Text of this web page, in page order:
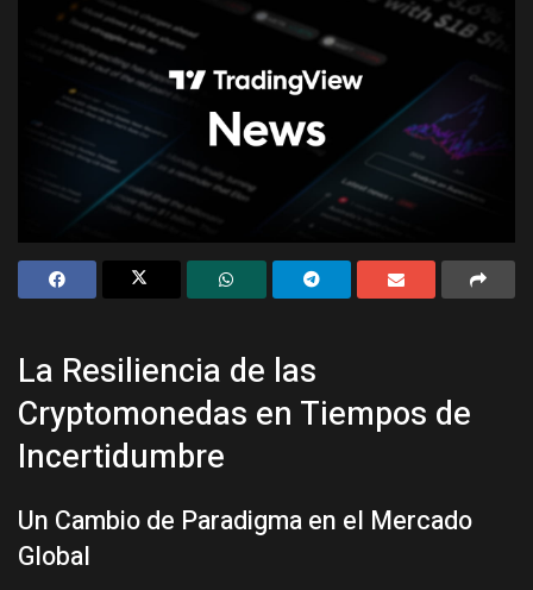
La Resiliencia de las
Cryptomonedas en Tiempos de
Incertidumbre
Un Cambio de Paradigma en el Mercado
Global